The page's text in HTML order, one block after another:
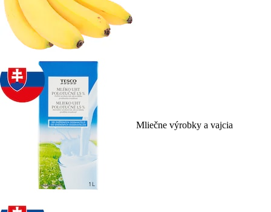
Mliečne výrobky a vajcia